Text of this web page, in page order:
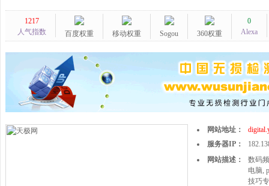
1217
人气指数
百度权重 移动权重 Sogou 360权重
0
Alexa
网站地址：
服务器IP：
网站描述：
数码
电脑,
技巧